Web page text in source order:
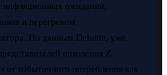
инфляционных ожиданий,
и перегревом
По данным Deloitte, уже
поколения Z
от избыточного потребления как